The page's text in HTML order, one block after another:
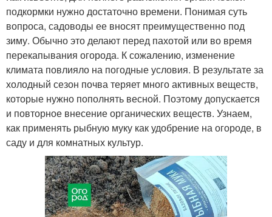
подкормки нужно достаточно времени. Понимая суть
вопроса, садоводы ее вносят преимущественно под
зиму. Обычно это делают перед пахотой или во время
перекапывания огорода. К сожалению, изменение
климата повлияло на погодные условия. В результате за
холодный сезон почва теряет много активных веществ,
которые нужно пополнять весной. Поэтому допускается
и повторное внесение органических веществ. Узнаем,
как применять рыбную муку как удобрение на огороде, в
саду и для комнатных культур.